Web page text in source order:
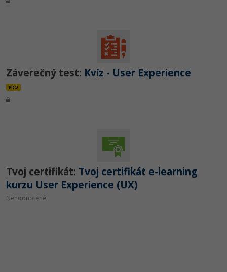
Záverečný test: Kvíz - User Experience
PRO
Tvoj certifikát: Tvoj certifikát e-learning
kurzu User Experience (UX)
Nehodnotené